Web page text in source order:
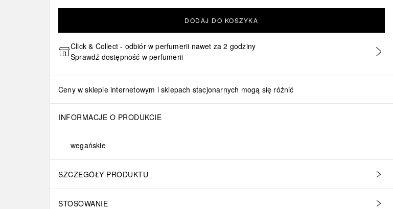
DODAJ DO KOSZYKA
Click & Collect - odbiór w perfumerii nawet za 2 godziny
Sprawdź dostępność w perfumerii
Ceny w sklepie internetowym i sklepach stacjonarnych mogą się różnić
INFORMACJE O PRODUKCIE
wegańskie
SZCZEGÓŁY PRODUKTU
STOSOWANIE